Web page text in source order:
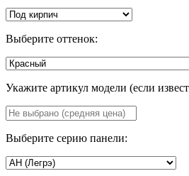
Выберите оттенок:
Укажите артикул модели (если
Выберите серию панели: